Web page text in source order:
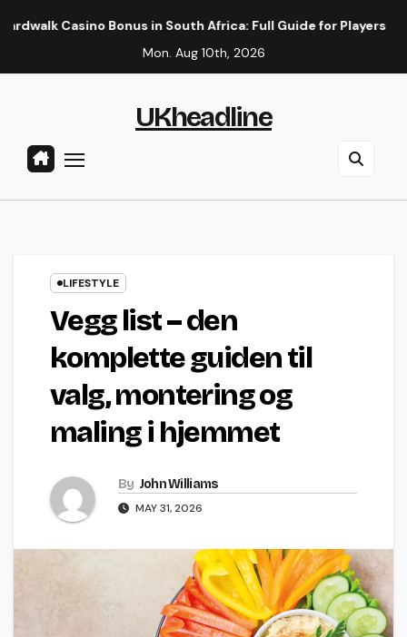
Bonus in South Africa: Full Guide for Players
Mon. Aug 10th, 2026
UKheadline
LIFESTYLE
Vegg list – den
komplette guiden til
valg, montering og
maling i hjemmet
By John Williams
MAY 31, 2026